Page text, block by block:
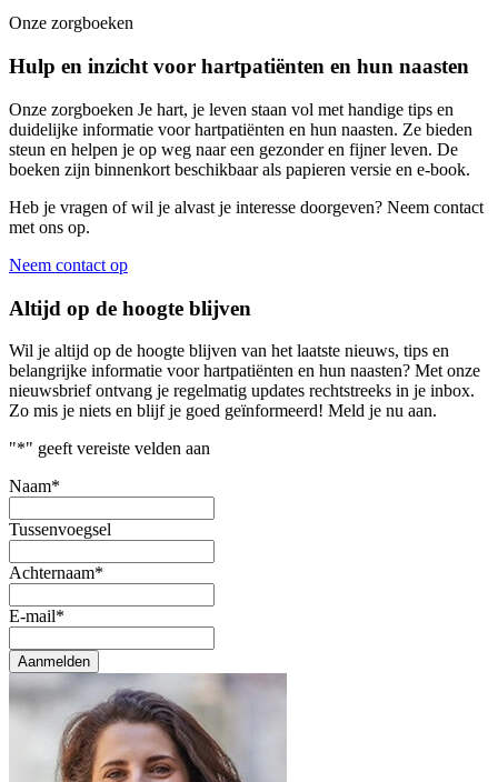
Onze zorgboeken
Hulp en inzicht voor hartpatiënten en hun naasten
Onze zorgboeken Je hart, je leven staan vol met handige tips en
duidelijke informatie voor hartpatiënten en hun naasten. Ze bieden
steun en helpen je op weg naar een gezonder en fijner leven. De
boeken zijn binnenkort beschikbaar als papieren versie en e-book.
Heb je vragen of wil je alvast je interesse doorgeven? Neem contact
met ons op.
Neem contact op
Altijd op de hoogte blijven
Wil je altijd op de hoogte blijven van het laatste nieuws, tips en
belangrijke informatie voor hartpatiënten en hun naasten? Met onze
nieuwsbrief ontvang je regelmatig updates rechtstreeks in je inbox.
Zo mis je niets en blijf je goed geïnformeerd! Meld je nu aan.
"*" geeft vereiste velden aan
Naam*
Tussenvoegsel
Achternaam*
E-mail*
Aanmelden